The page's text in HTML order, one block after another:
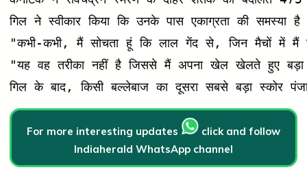
गिल ने स्वीकार किया कि उनके पास एकाग्रता की
"कभी-कभी, मैं सोचता हूं कि लाल गेंद से, जिन मैचों में मैं
"यह वह तरीका नहीं है जिससे मैं अपना खेल खेलते हुए
गिल के बाद, किसी बल्लेबाज का दूसरा सबसे बड़ा स्कोर
For more interesting updates
click and follow
Indiaherald WhatsApp channel